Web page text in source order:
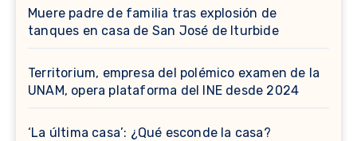
Muere padre de familia tras explosión de
tanques en casa de San José de Iturbide
Territorium, empresa del polémico examen de la
UNAM, opera plataforma del INE desde 2024
‘La última casa’: ¿Qué esconde la casa?